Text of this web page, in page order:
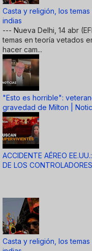
Casta y religión, los
indias
--- Nueva Delhi, 14 abr
temas en teoría vetados
hacer cam...
"Esto es horrible":
gravedad de Milton |
ACCIDENTE AÉREO
DE LOS
Casta y religión, los